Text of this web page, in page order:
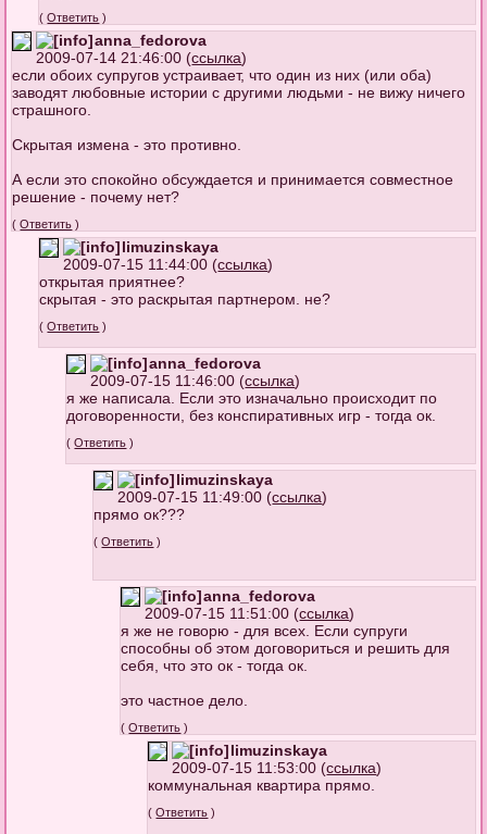
(Ответить )
anna_fedorova
2009-07-14 21:46:00 (ссылка)
если обоих супругов устраивает, что один из них (или оба)
заводят любовные истории с другими людьми - не вижу ничего
страшного.
Скрытая измена - это противно.
А если это спокойно обсуждается и принимается совместное
решение - почему нет?
(Ответить )
limuzinskaya
2009-07-15 11:44:00 (ссылка)
открытая приятнее?
скрытая - это раскрытая партнером. не?
(Ответить )
anna_fedorova
2009-07-15 11:46:00 (ссылка)
я же написала. Если это изначально происходит по
договоренности, без конспиративных игр - тогда ок.
(Ответить )
limuzinskaya
2009-07-15 11:49:00 (ссылка)
прямо ок???
(Ответить )
anna_fedorova
2009-07-15 11:51:00 (ссылка)
я же не говорю - для всех. Если супруги
способны об этом договориться и решить для
себя, что это ок - тогда ок.
это частное дело.
(Ответить )
limuzinskaya
2009-07-15 11:53:00 (ссылка)
коммунальная квартира прямо.
(Ответить )